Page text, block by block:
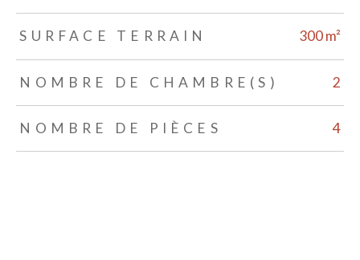
SURFACE TERRAIN 300 m²
NOMBRE DE CHAMBRE(S) 2
NOMBRE DE PIÈCES 4